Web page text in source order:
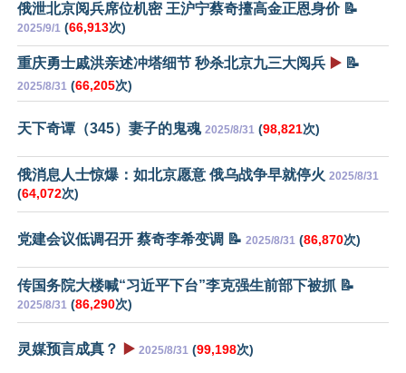
俄泄北京阅兵席位机密 王沪宁蔡奇擡高金正恩身价 📝
2025/9/1 (66,913次)
重庆勇士戚洪亲述冲塔细节 秒杀北京九三大阅兵 ▶️ 📝
2025/8/31 (66,205次)
天下奇谭（345）妻子的鬼魂 2025/8/31 (98,821次)
俄消息人士惊爆：如北京愿意 俄乌战争早就停火 2025/8/31
(64,072次)
党建会议低调召开 蔡奇李希变调 📝 2025/8/31 (86,870次)
传国务院大楼喊“习近平下台”李克强生前部下被抓 📝
2025/8/31 (86,290次)
灵媒预言成真？ ▶️ 2025/8/31 (99,198次)